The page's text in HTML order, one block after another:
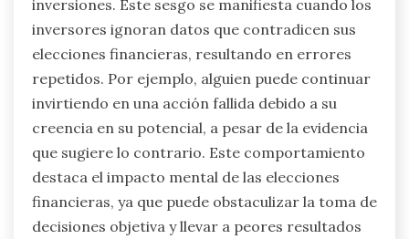
inversiones. Este sesgo se manifiesta cuando los
inversores ignoran datos que contradicen sus
elecciones financieras, resultando en errores
repetidos. Por ejemplo, alguien puede continuar
invirtiendo en una acción fallida debido a su
creencia en su potencial, a pesar de la evidencia
que sugiere lo contrario. Este comportamiento
destaca el impacto mental de las elecciones
financieras, ya que puede obstaculizar la toma de
decisiones objetiva y llevar a peores resultados